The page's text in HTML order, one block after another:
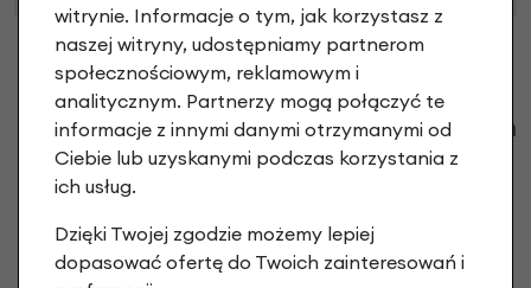
Klienci zadali następujące pytania o ten
produkt
co chcesz zapytać?
witrynie. Informacje o tym, jak korzystasz z
naszej witryny, udostępniamy partnerom
społecznościowym, reklamowym i
analitycznym. Partnerzy mogą połączyć te
informacje z innymi danymi otrzymanymi od
Ciebie lub uzyskanymi podczas korzystania z
ich usług.
Dzięki Twojej zgodzie możemy lepiej
dopasować ofertę do Twoich zainteresowań i